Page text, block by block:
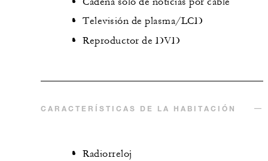
Televisión de plasma/LCD
Reproductor de DVD
CARACTERÍSTICAS DE LA HABITACIÓN
Radiorreloj